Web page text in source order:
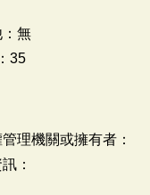
：無
35
理機關或擁有者：
：